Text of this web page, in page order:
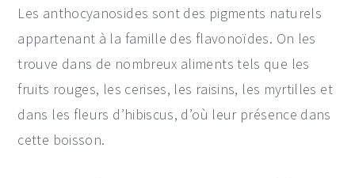
Les anthocyanosides sont des pigments naturels
appartenant à la famille des flavonoïdes. On les
trouve dans de nombreux aliments tels que les
fruits rouges, les cerises, les raisins, les myrtilles et
dans les fleurs d’hibiscus, d’où leur présence dans
cette boisson.